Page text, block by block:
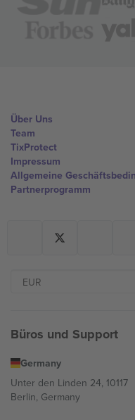
Über Uns
Team
TixProtect
Impressum
Allgemeine
Partnerprogramm
Büros und Support
Germany
Unter den Linden 24, 10117
Berlin, Germany